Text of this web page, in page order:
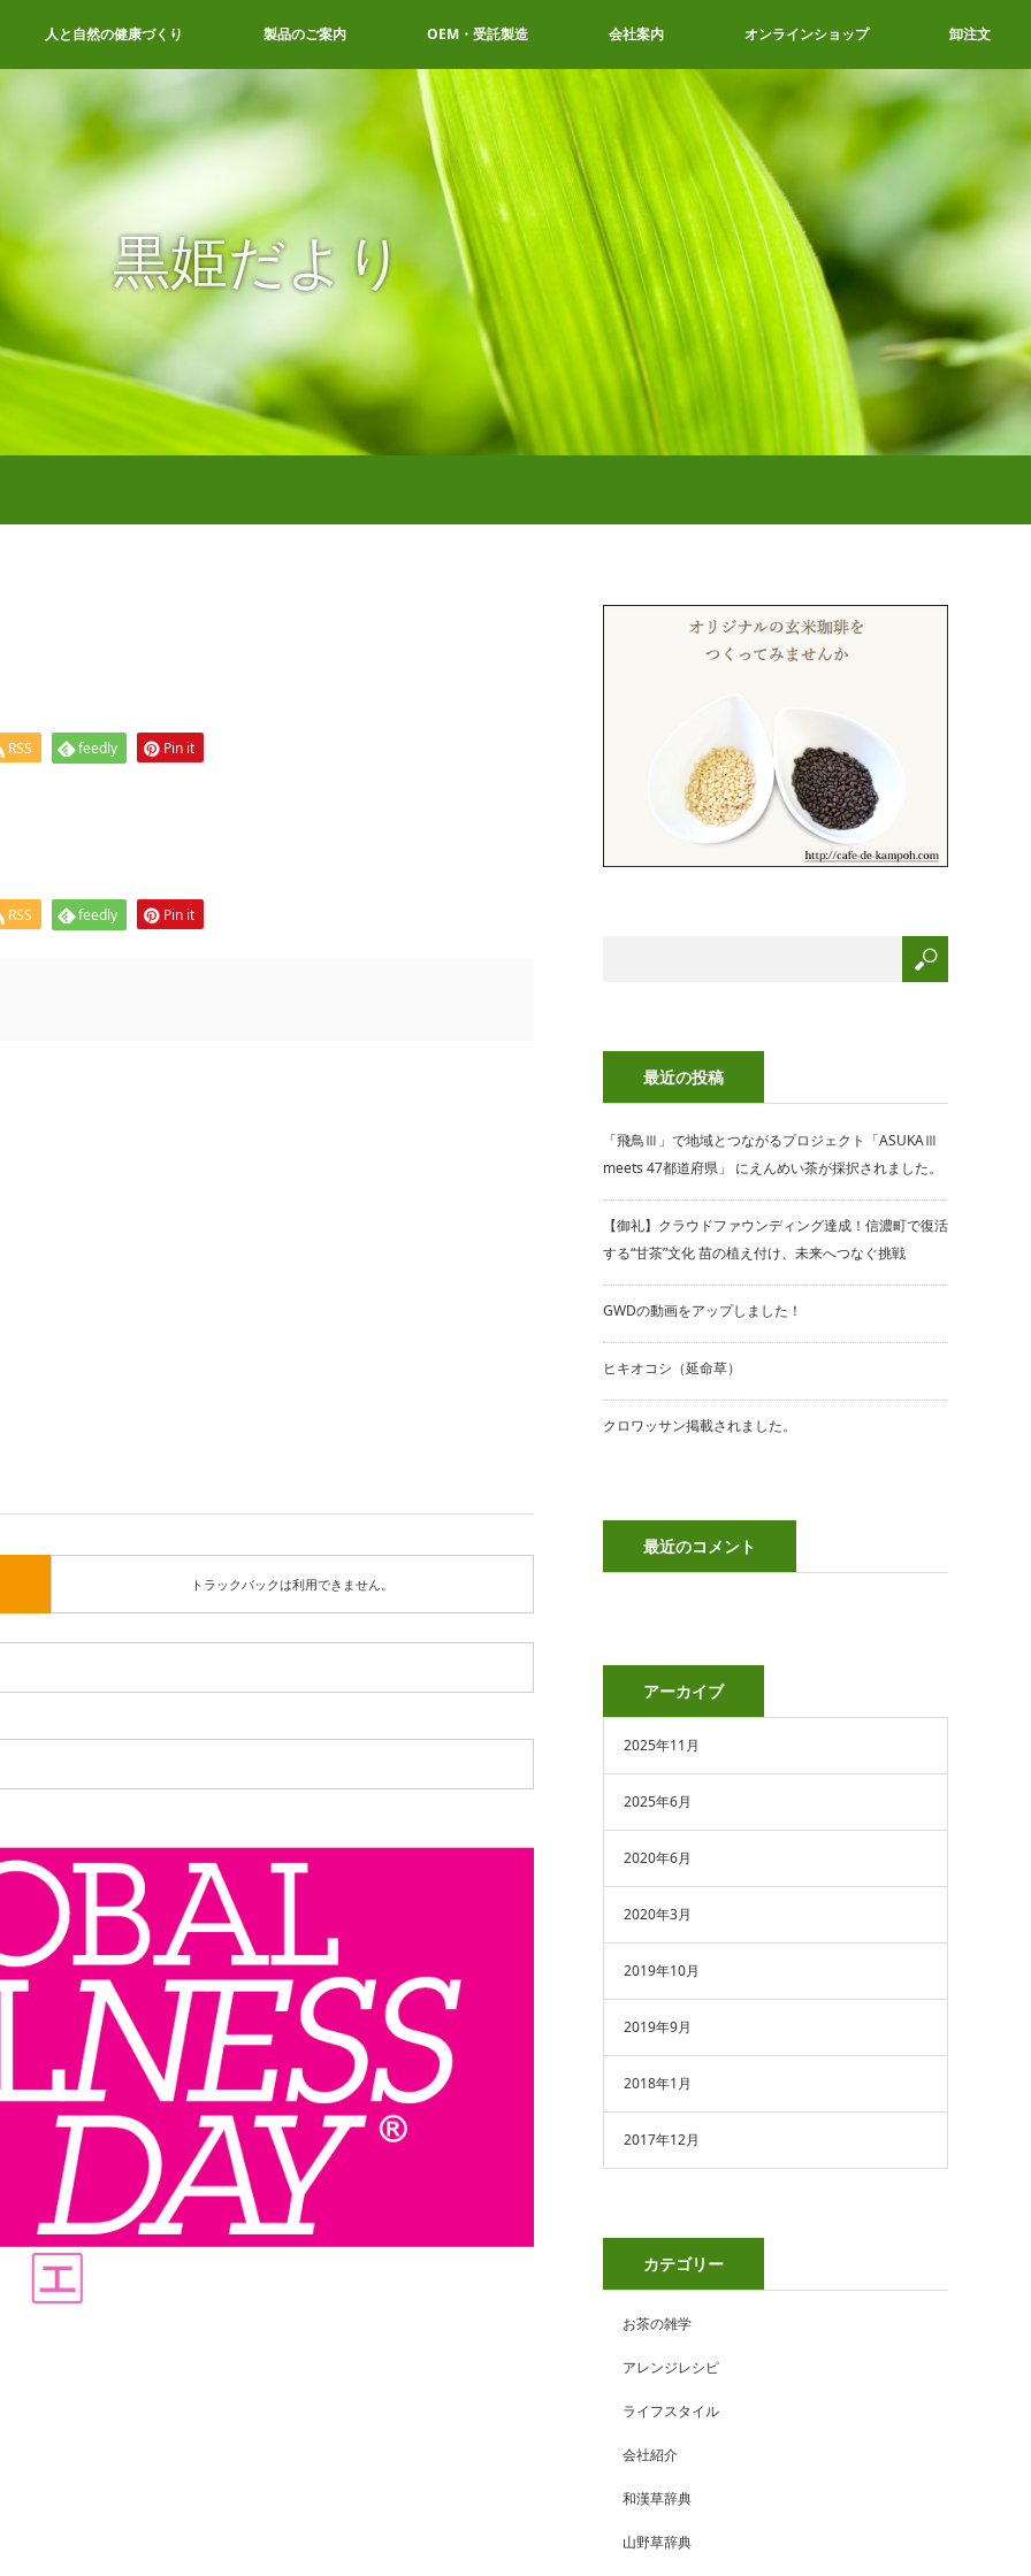
人と自然の健康づくり 製品のご案内 OEM・受託製造 会社案内 オンラインショップ 卸注文
黒姫だより
RSS feedly Pin it
RSS feedly Pin it
トラックバックは利用できません。
最近の投稿
「飛鳥Ⅲ」で地域とつながるプロジェクト「ASUKAⅢ
meets 47都道府県」 にえんめい茶が採択されました。
【御礼】クラウドファウンディング達成！信濃町で復活
する“甘茶”文化 苗の植え付け、未来へつなぐ挑戦
GWDの動画をアップしました！
ヒキオコシ（延命草）
クロワッサン掲載されました。
最近のコメント
アーカイブ
2025年11月
2025年6月
2020年6月
2020年3月
2019年10月
2019年9月
2018年1月
2017年12月
カテゴリー
お茶の雑学
アレンジレシピ
ライフスタイル
会社紹介
和漢草辞典
山野草辞典